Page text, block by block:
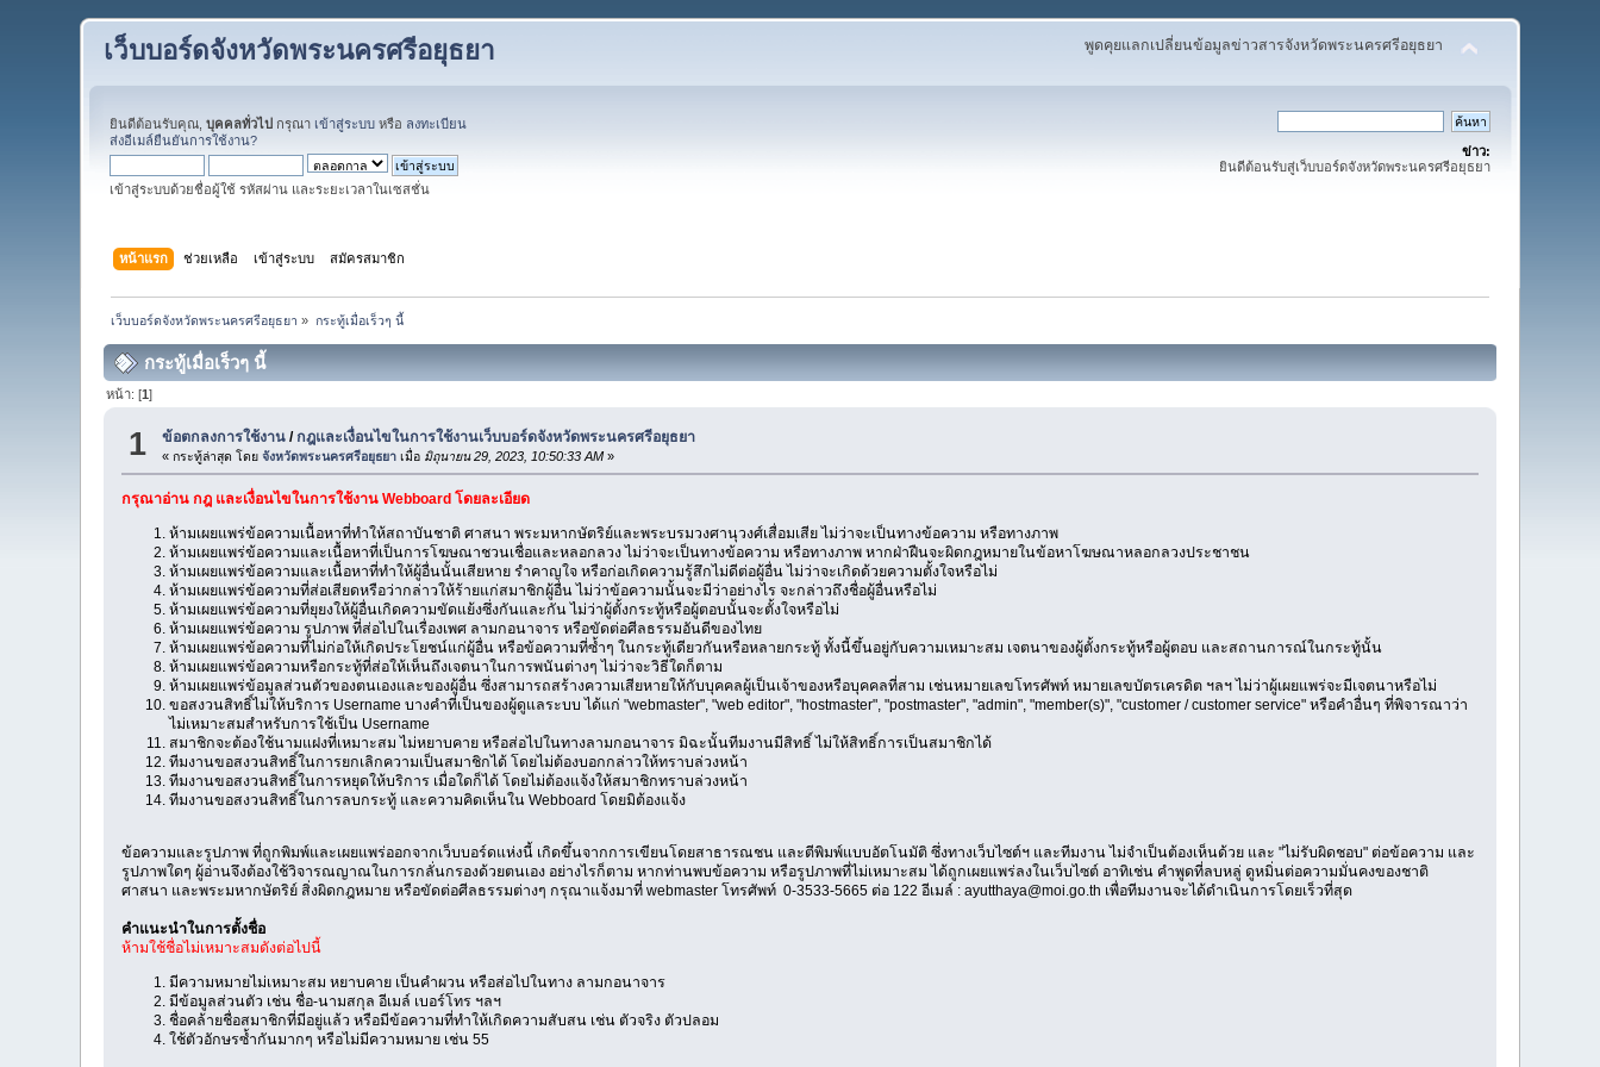
เว็บบอร์ดจังหวัดพระนครศรีอยุธยา พูดคุยแลกเปลี่ยนข้อมูลข่าวสารจังหวัดพระนครศรีอยุธยา
ยินดีต้อนรับคุณ,บุคคลทั่วไป กรุณา เข้าสู่ระบบ หรือ ลงทะเบียน
ส่งอีเมล์ยืนยันการใช้งาน?
เข้าสู่ระบบด้วยชื่อผู้ใช้ รหัสผ่าน และระยะเวลาในเซสชั่น
ข่าว:
ยินดีต้อนรับสู่เว็บบอร์ดจังหวัดพระนครศรีอยุธยา
หน้าแรก ช่วยเหลือ เข้าสู่ระบบ สมัครสมาชิก
เว็บบอร์ดจังหวัดพระนครศรีอยุธยา » กระทู้เมื่อเร็วๆ นี้
กระทู้เมื่อเร็วๆ นี้
หน้า: [1]
1 ข้อตกลงการใช้งาน / กฎและเงื่อนไขในการใช้งานเว็บบอร์ดจังหวัดพระนครศรีอยุธยา
« กระทู้ล่าสุด โดยจังหวัดพระนครศรีอยุธยา เมื่อ มิถุนายน 29, 2023, 10:50:33 AM »
กรุณาอ่าน กฎ และเงื่อนไขในการใช้งาน Webboard โดยละเอียด
ห้ามเผยแพร่ข้อความเนื้อหาที่ทำให้สถาบันชาติ ศาสนา พระมหากษัตริย์และพระบรมวงศานุวงศ์เสื่อมเสีย ไม่ว่าจะเป็นทางข้อความ หรือทางภาพ
ห้ามเผยแพร่ข้อความและเนื้อหาที่เป็นการโฆษณาชวนเชื่อและหลอกลวง ไม่ว่าจะเป็นทางข้อความ หรือทางภาพ หากฝ่าฝืนจะผิดกฎหมายในข้อหาโฆษณาหลอกลวงประชาชน
ห้ามเผยแพร่ข้อความและเนื้อหาที่ทำให้ผู้อื่นนั้นเสียหาย รำคาญใจ หรือก่อเกิดความรู้สึกไม่ดีต่อผู้อื่น ไม่ว่าจะเกิดด้วยความตั้งใจหรือไม่
ห้ามเผยแพร่ข้อความที่ส่อเสียดหรือว่ากล่าวให้ร้ายแก่สมาชิกผู้อื่น ไม่ว่าข้อความนั้นจะมีว่าอย่างไร จะกล่าวถึงชื่อผู้อื่นหรือไม่
ห้ามเผยแพร่ข้อความที่ยุยงให้ผู้อื่นเกิดความขัดแย้งซึ่งกันและกัน ไม่ว่าผู้ตั้งกระทู้หรือผู้ตอบนั้นจะตั้งใจหรือไม่
ห้ามเผยแพร่ข้อความ รูปภาพ ที่ส่อไปในเรื่องเพศ ลามกอนาจาร หรือขัดต่อศีลธรรมอันดีของไทย
ห้ามเผยแพร่ข้อความที่ไม่ก่อให้เกิดประโยชน์แก่ผู้อื่น หรือข้อความที่ซ้ำๆ ในกระทู้เดียวกันหรือหลายกระทู้ ทั้งนี้ขึ้นอยู่กับความเหมาะสม เจตนาของผู้ตั้งกระทู้หรือผู้ตอบ และสถานการณ์ในกระทู้นั้น
ห้ามเผยแพร่ข้อความหรือกระทู้ที่ส่อให้เห็นถึงเจตนาในการพนันต่างๆ ไม่ว่าจะวิธีใดก็ตาม
ห้ามเผยแพร่ข้อมูลส่วนตัวของตนเองและของผู้อื่น ซึ่งสามารถสร้างความเสียหายให้กับบุคคลผู้เป็นเจ้าของหรือบุคคลที่สาม เช่นหมายเลขโทรศัพท์ หมายเลขบัตรเครดิต ฯลฯ ไม่ว่าผู้เผยแพร่จะมีเจตนาหรือไม่
ขอสงวนสิทธิ์ไม่ให้บริการ Username บางคำที่เป็นของผู้ดูแลระบบ ได้แก่ "webmaster", "web editor", "hostmaster", "postmaster", "admin", "member(s)", "customer / customer service" หรือคำอื่นๆ ที่พิจารณาว่า
ไม่เหมาะสมสำหรับการใช้เป็น Username
สมาชิกจะต้องใช้นามแฝงที่เหมาะสม ไม่หยาบคาย หรือส่อไปในทางลามกอนาจาร มิฉะนั้นทีมงานมีสิทธิ์ ไม่ให้สิทธิ์การเป็นสมาชิกได้
ทีมงานขอสงวนสิทธิ์ในการยกเลิกความเป็นสมาชิกได้ โดยไม่ต้องบอกกล่าวให้ทราบล่วงหน้า
ทีมงานขอสงวนสิทธิ์ในการหยุดให้บริการ เมื่อใดก็ได้ โดยไม่ต้องแจ้งให้สมาชิกทราบล่วงหน้า
ทีมงานขอสงวนสิทธิ์ในการลบกระทู้ และความคิดเห็นใน Webboard โดยมิต้องแจ้ง
ข้อความและรูปภาพ ที่ถูกพิมพ์และเผยแพร่ออกจากเว็บบอร์ดแห่งนี้ เกิดขึ้นจากการเขียนโดยสาธารณชน และตีพิมพ์แบบอัตโนมัติ ซึ่งทางเว็บไซต์ฯ และทีมงาน ไม่จำเป็นต้องเห็นด้วย และ "ไม่รับผิดชอบ" ต่อข้อความ และ
รูปภาพใดๆ ผู้อ่านจึงต้องใช้วิจารณญาณในการกลั่นกรองด้วยตนเอง อย่างไรก็ตาม หากท่านพบข้อความ หรือรูปภาพที่ไม่เหมาะสม ได้ถูกเผยแพร่ลงในเว็บไซต์ อาทิเช่น คำพูดที่ลบหลู่ ดูหมิ่นต่อความมั่นคงของชาติ
ศาสนา และพระมหากษัตริย์ สิ่งผิดกฎหมาย หรือขัดต่อศีลธรรมต่างๆ กรุณาแจ้งมาที่ webmaster โทรศัพท์ 0-3533-5665 ต่อ 122 อีเมล์ : ayutthaya@moi.go.th เพื่อทีมงานจะได้ดำเนินการโดยเร็วที่สุด
คำแนะนำในการตั้งชื่อ
ห้ามใช้ชื่อไม่เหมาะสมดังต่อไปนี้
มีความหมายไม่เหมาะสม หยาบคาย เป็นคำผวน หรือส่อไปในทาง ลามกอนาจาร
มีข้อมูลส่วนตัว เช่น ชื่อ-นามสกุล อีเมล์ เบอร์โทร ฯลฯ
ชื่อคล้ายชื่อสมาชิกที่มีอยู่แล้ว หรือมีข้อความที่ทำให้เกิดความสับสน เช่น ตัวจริง ตัวปลอม
ใช้ตัวอักษรซ้ำกันมากๆ หรือไม่มีความหมาย เช่น 55